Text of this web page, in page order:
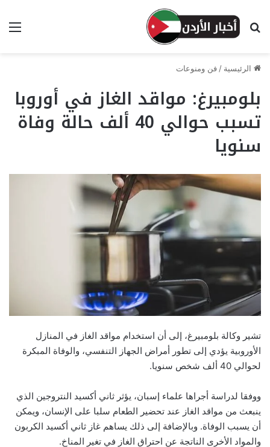
بحث عن
الرئيسية / فن ومنوعات
بلومبيرغ: مواقد الغاز في أوروبا
تسبب حوالي 40 ألف حالة وفاة
سنويا
تشير وكالة بلومبيرغ، إلى أن استخدام مواقد الغاز في المنازل
الأوروبية يؤدي إلى تطور أمراض الجهاز التنفسي، والوفاة المبكرة
لحوالي 40 ألف شخص سنويا.
ووفقا لدراسة أجراها علماء إسبان، يؤثر ثاني أكسيد النتروجين الذي
ينبعث من مواقد الغاز عند تحضير الطعام سلبا على الإنسان، ويمكن
أن يسبب الوفاة. وبالإضافة إلى ذلك يساهم غاز ثاني أكسيد الكربون
والمواد الأخرى الناتجة عن احتراق الغاز في تغير المناخ.